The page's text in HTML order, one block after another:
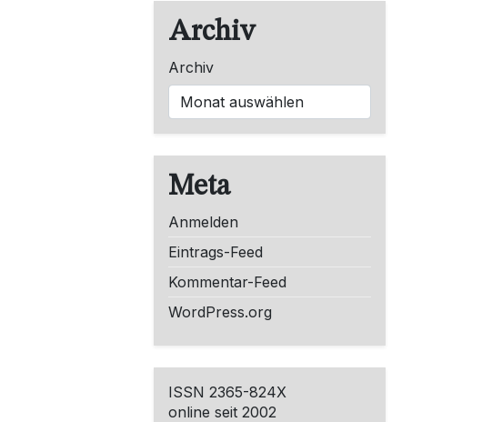
Archiv
Archiv
Meta
Anmelden
Eintrags-Feed
Kommentar-Feed
WordPress.org
ISSN 2365-824X
online seit 2002